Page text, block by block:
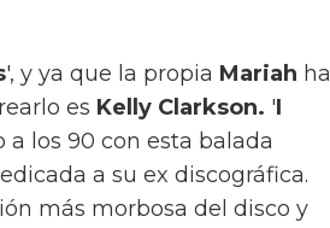
', y ya que la propia Mariah ha
es Kelly Clarkson. 'I
los 90 con esta balada
a su ex discográfica.
más morbosa del disco y